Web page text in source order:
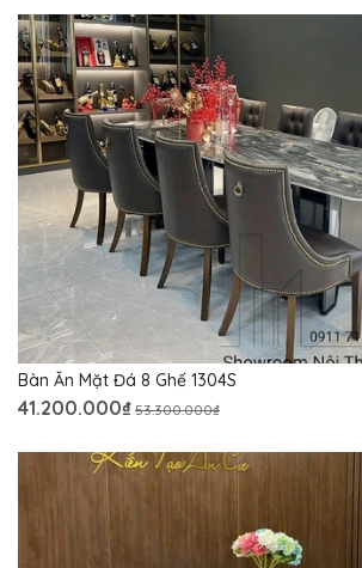
Bàn Ăn Mặt Đá 8 Ghế 1304S
41.200.000₫ 53.300.000₫